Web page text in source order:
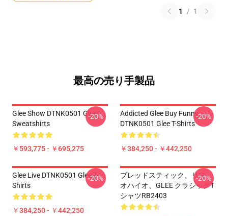
1 / 1
最高の売り手製品
Glee Show DTNK0501 Glee
Sweatshirts
￥593,775 - ￥695,275
-20%
Addicted Glee Buy Funny
DTNK0501 Glee T-Shirts
￥384,250 - ￥442,250
-20%
Glee Live DTNK0501 Glee T-
Shirts
￥384,250 - ￥442,250
-20%
ブレッドスティック、リマ、
オハイオ、GLEE クラシックT
シャツRB2403
-20%